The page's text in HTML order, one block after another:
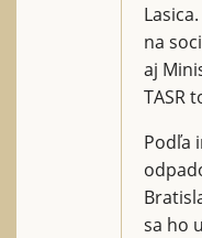
na
aj
TASR
Podľa
sa ho